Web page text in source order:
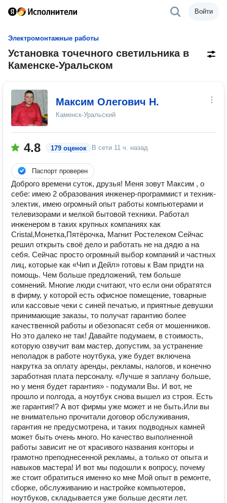
Войти
Электромонтажные работы
Установка точечного светильника в
Каменске-Уральском
Максим Олегович Н.
Каменск-Уральский
4.8 179 оценок В сети 11 ч. назад
Паспорт проверен
Доброго времени суток, друзья! Меня зовут Максим , о
себе: имею 2 образования инженер-программист и техник-
электик, имею огромный опыт работы компьютерами и
телевизорами и мелкой бытовой техники. Работал
инженером в таких крупных компаниях как
Cristal,Монетка,Пятёрочка, Магнит Ростелеком Сейчас
решил открыть своё дело и работать не на дядю а на
себя. Сейчас просто огромный выбор компаний и частных
лиц, которые как «Чип и Дейл» готовы к Вам придти на
помощь. Чем больше предложений, тем больше
сомнений. Многие люди считают, что если они обратятся
в фирму, у которой есть офисное помещение, товарные
или кассовые чеки с синей печатью, и приятные девушки
принимающие заказы, то получат гарантию более
качественной работы и обезопасят себя от мошенников.
Но это далеко не так! Давайте подумаем, в стоимость,
которую озвучит вам мастер, допустим, за устранение
неполадок в работе ноутбука, уже будет включена
накрутка за оплату аренды, рекламы, налогов, и конечно
заработная плата персоналу. «Лучше я заплачу больше,
но у меня будет гарантия» - подумали Вы. И вот, не
прошло и полгода, а ноутбук снова вышел из строя. Есть
же гарантия!? А вот фирмы уже может и не быть.Или вы
не внимательно прочитали договор обслуживания,
гарантия не предусмотрена, и таких подводных камней
может быть очень много. Но качество выполненной
работы зависит не от красивого названия конторы и
грамотно преподнесенной рекламы, а только от опыта и
навыков мастера! И вот мы подошли к вопросу, почему
же стоит обратиться именно ко мне Мой опыт в ремонте,
сборке, обслуживанию и настройке компьютеров,
ноутбуков, складывается уже больше десяти лет.